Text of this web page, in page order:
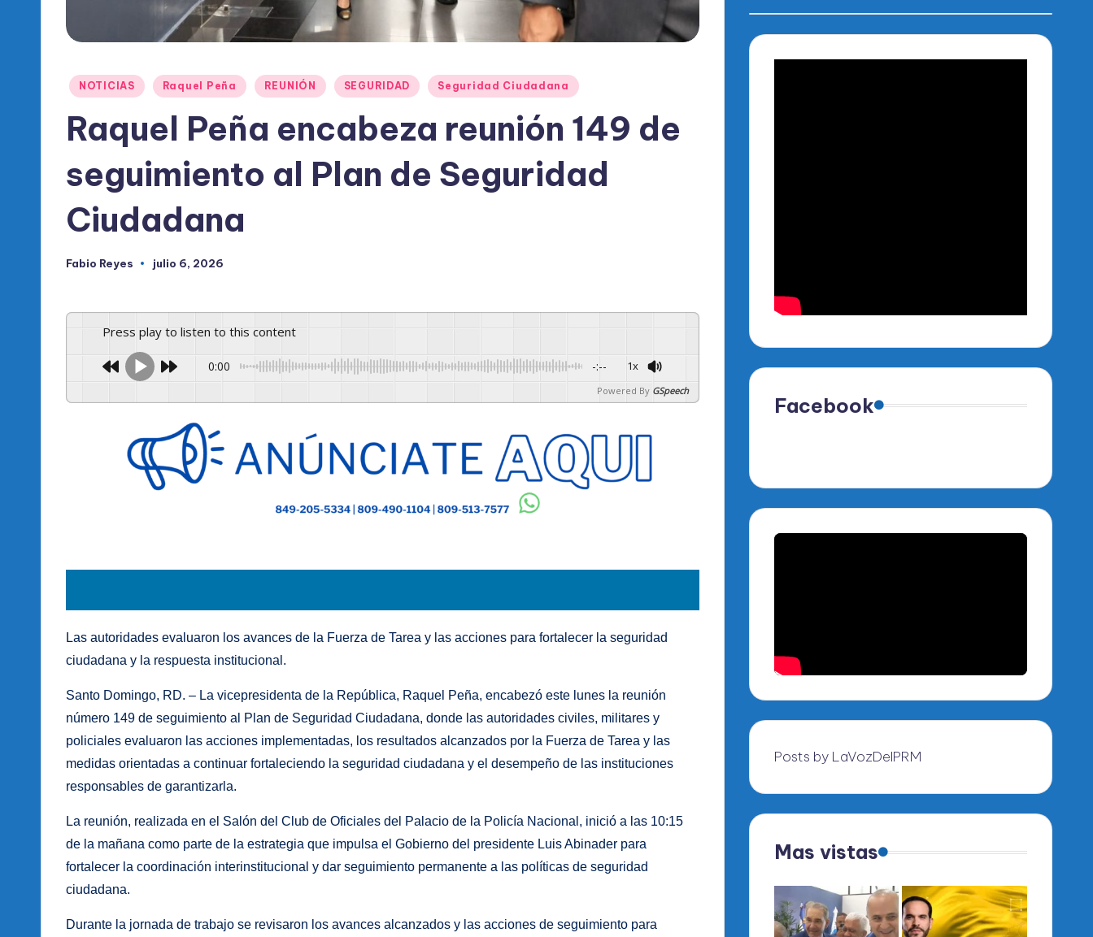
M
Publicado
NOTICIAS Raquel Peña REUNIÓN SEGURIDAD Seguridad Ciudadana
Raquel Peña encabeza reunión 149 de
seguimiento al Plan de Seguridad
Ciudadana
Publicado
Fabio Reyes julio 6, 2026
Press play to listen to this content
0:00 -:-- 1x
Powered By GSpeech
Las autoridades evaluaron los avances de la Fuerza de Tarea y las acciones para fortalecer la seguridad
ciudadana y la respuesta institucional.
Santo Domingo, RD. – La vicepresidenta de la República, Raquel Peña, encabezó este lunes la reunión
número 149 de seguimiento al Plan de Seguridad Ciudadana, donde las autoridades civiles, militares y
policiales evaluaron las acciones implementadas, los resultados alcanzados por la Fuerza de Tarea y las
medidas orientadas a continuar fortaleciendo la seguridad ciudadana y el desempeño de las instituciones
responsables de garantizarla.
La reunión, realizada en el Salón del Club de Oficiales del Palacio de la Policía Nacional, inició a las 10:15
de la mañana como parte de la estrategia que impulsa el Gobierno del presidente Luis Abinader para
fortalecer la coordinación interinstitucional y dar seguimiento permanente a las políticas de seguridad
ciudadana.
Durante la jornada de trabajo se revisaron los avances alcanzados y las acciones de seguimiento para
Facebook
Posts by LaVozDelPRM
Mas vistas